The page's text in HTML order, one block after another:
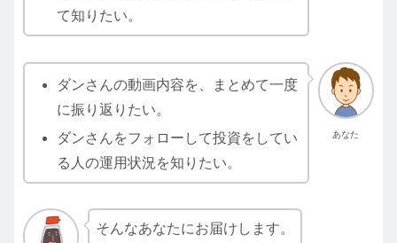
て知りたい。
あなた
ダンさんの動画内容を、まとめて一度
に振り返りたい。
ダンさんをフォローして投資をしてい
る人の運用状況を知りたい。
そんなあなたにお届けします。